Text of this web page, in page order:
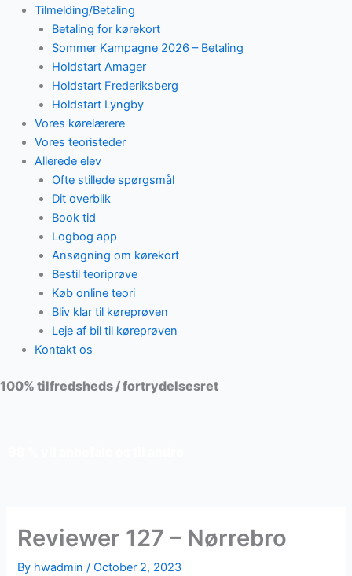
Tilmelding/Betaling
Betaling for kørekort
Sommer Kampagne 2026 – Betaling
Holdstart Amager
Holdstart Frederiksberg
Holdstart Lyngby
Vores kørelærere
Vores teoristeder
Allerede elev
Ofte stillede spørgsmål
Dit overblik
Book tid
Logbog app
Ansøgning om kørekort
Bestil teoriprøve
Køb online teori
Bliv klar til køreprøven
Leje af bil til køreprøven
Kontakt os
100% tilfredsheds / fortrydelsesret
Reviewer 127 – Nørrebro
By hwadmin/October 2, 2023